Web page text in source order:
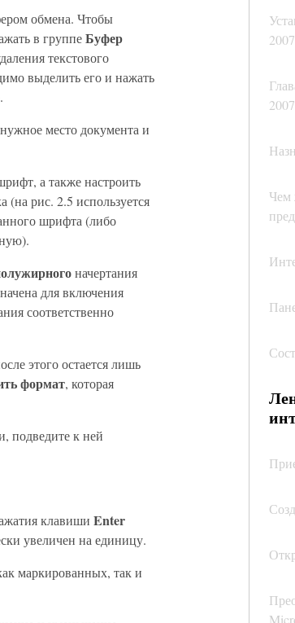
2007
2007
Чем
обмена. Чтобы
в группеБуфер
текстового
выделить его и нажать
.
место документа и
а также настроить
рис. 2.5 используется
шрифта (либо
начертания
для включения
соответственно
этого остается лишь
формат, которая
подведите к ней
клавиши Enter
увеличен на единицу.
маркированных, так и